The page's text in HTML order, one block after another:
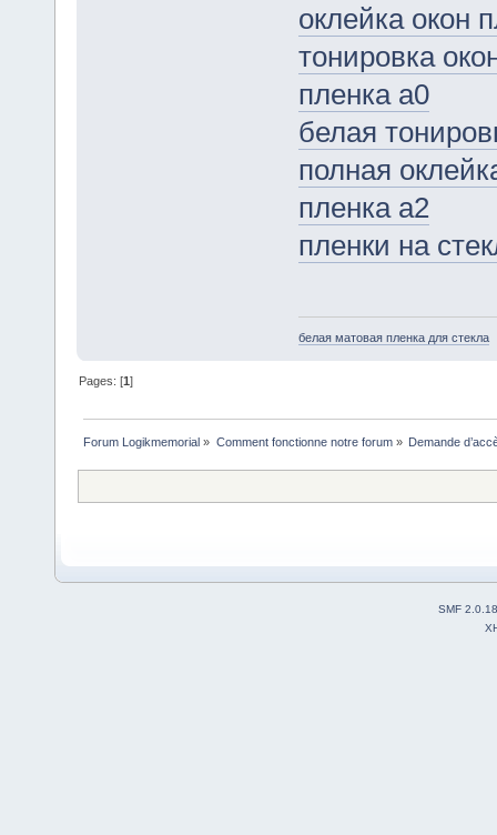
оклейка окон
тонировка
пленка а0
белая
полная
пленка а2
пленки на
белая матовая пленка для стекла
Pages: [1]
Forum Logikmemorial » Comment fonctionne notre forum» Demande
SMF 2.0.18